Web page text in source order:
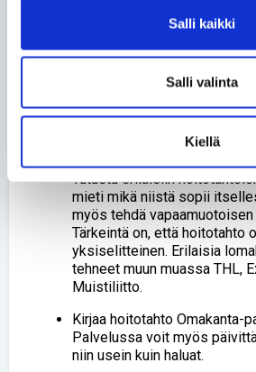
Salli kaikki
Salli valinta
Kiellä
on myös se, ettei heillä ole ketään
kenet he voisivat nimetä.
It Info
Ohjeita hoitotahdon tekemiseen
Tutustu erilaisiin
mieti mikä niistä sopii
myös tehdä
Tärkeintä on, että hoitotahto
yksiselitteinen. Erilaisia
tehneet muun muassa THL,
Muistiliitto.
Kirjaa hoitotahto Omakanta-
Palvelussa voit myös
niin usein kuin haluat.